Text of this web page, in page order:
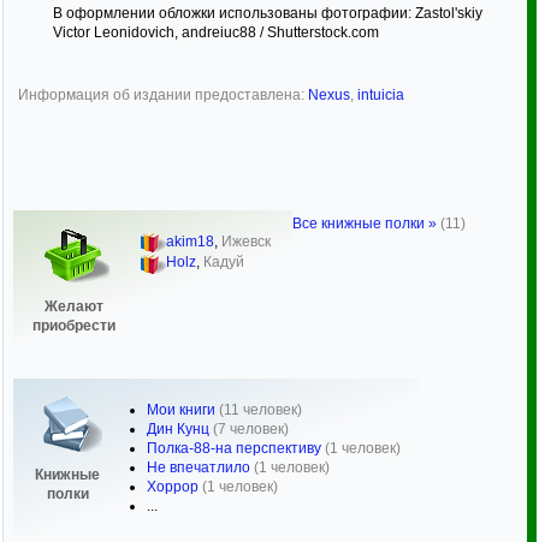
В оформлении обложки использованы фотографии: Zastol'skiy
Victor Leonidovich, andreiuc88 / Shutterstock.com
Информация об издании предоставлена: Nexus, intuicia
Желают
приобрести
akim18, Ижевск
Holz, Кадуй
Книжные
полки
Мои книги (11 человек)
Дин Кунц (7 человек)
Полка-88-на перспективу (1 человек)
Не впечатлило (1 человек)
Хоррор (1 человек)
...
Все книжные полки » (11)